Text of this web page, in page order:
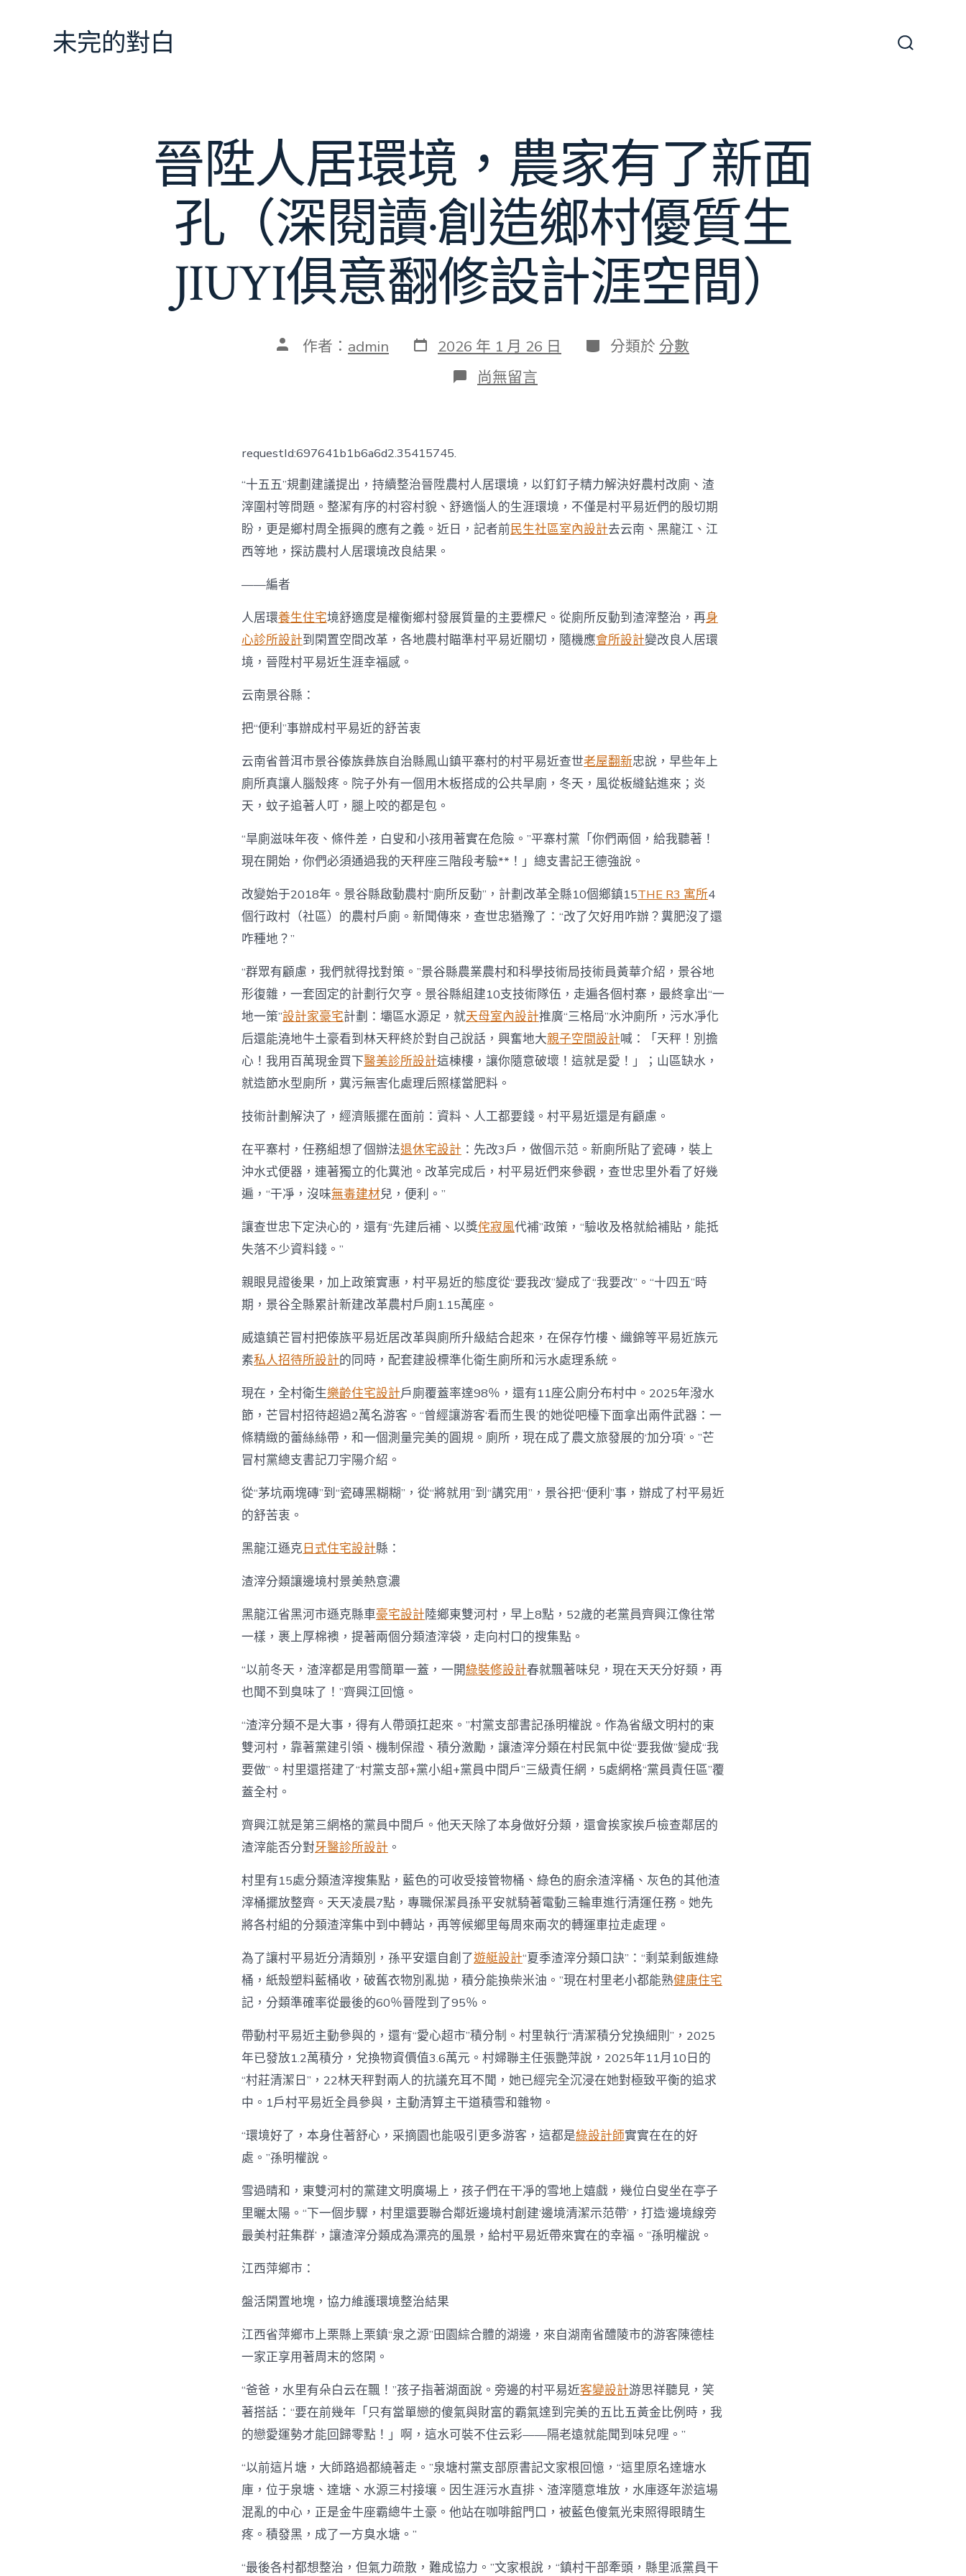
未完的對白
晉陞人居環境，農家有了新面
孔（深閱讀·創造鄉村優質生
JIUYI俱意翻修設計涯空間）
文 作者： admin 發
表
2026 年 1 月 26 日 分
類
分類於 分數
在
〈晉
農
家
有
了
新
讀
·
創
造
俱
意
翻
修
涯
空
間）〉
尚無留言
requestId:697641b1b6a6d2.35415745.
“十五五”規劃建議提出，持續整治晉陞農村人居環境，以釘釘子精力解決好農村改廁、渣
滓圍村等問題。整潔有序的村容村貌、舒適惱人的生涯環境，不僅是村平易近們的殷切期
盼，更是鄉村周全振興的應有之義。近日，記者前民生社區室內設計去云南、黑龍江、江
西等地，探訪農村人居環境改良結果。
——編者
人居環養生住宅境舒適度是權衡鄉村發展質量的主要標尺。從廁所反動到渣滓整治，再身
心診所設計到閑置空間改革，各地農村瞄準村平易近關切，隨機應會所設計變改良人居環
境，晉陞村平易近生涯幸福感。
云南景谷縣：
把“便利”事辦成村平易近的舒苦衷
云南省普洱市景谷傣族彝族自治縣鳳山鎮平寨村的村平易近查世老屋翻新忠說，早些年上
廁所真讓人腦殼疼。院子外有一個用木板搭成的公共旱廁，冬天，風從板縫鉆進來；炎
天，蚊子追著人叮，腿上咬的都是包。
“旱廁滋味年夜、條件差，白叟和小孩用著實在危險。”平寨村黨「你們兩個，給我聽著！
現在開始，你們必須通過我的天秤座三階段考驗**！」總支書記王德強說。
改變始于2018年。景谷縣啟動農村“廁所反動”，計劃改革全縣10個鄉鎮15THE R3 寓所4
個行政村（社區）的農村戶廁。新聞傳來，查世忠猶豫了：“改了欠好用咋辦？糞肥沒了還
咋種地？”
“群眾有顧慮，我們就得找對策。”景谷縣農業農村和科學技術局技術員黃華介紹，景谷地
形復雜，一套固定的計劃行欠亨。景谷縣組建10支技術隊伍，走遍各個村寨，最終拿出“一
地一策”設計家豪宅計劃：壩區水源足，就天母室內設計推廣“三格局”水沖廁所，污水凈化
后還能澆地牛土豪看到林天秤終於對自己說話，興奮地大親子空間設計喊：「天秤！別擔
心！我用百萬現金買下醫美診所設計這棟樓，讓你隨意破壞！這就是愛！」；山區缺水，
就造節水型廁所，糞污無害化處理后照樣當肥料。
技術計劃解決了，經濟賬擺在面前：資料、人工都要錢。村平易近還是有顧慮。
在平寨村，任務組想了個辦法退休宅設計 ：先改3戶，做個示范。新廁所貼了瓷磚，裝上
沖水式便器，連著獨立的化糞池。改革完成后，村平易近們來參觀，查世忠里外看了好幾
遍，“干凈，沒味無毒建材兒，便利。”
讓查世忠下定決心的，還有“先建后補、以獎侘寂風代補”政策，“驗收及格就給補貼，能抵
失落不少資料錢。”
親眼見證後果，加上政策實惠，村平易近的態度從“要我改”變成了“我要改”。“十四五”時
期，景谷全縣累計新建改革農村戶廁1.15萬座。
威遠鎮芒冒村把傣族平易近居改革與廁所升級結合起來，在保存竹樓、織錦等平易近族元
素私人招待所設計的同時，配套建設標準化衛生廁所和污水處理系統。
現在，全村衛生樂齡住宅設計戶廁覆蓋率達98％，還有11座公廁分布村中。2025年潑水
節，芒冒村招待超過2萬名游客。“曾經讓游客‘看而生畏’的她從吧檯下面拿出兩件武器：一
條精緻的蕾絲絲帶，和一個測量完美的圓規。廁所，現在成了農文旅發展的‘加分項’。”芒
冒村黨總支書記刀宇陽介紹。
從“茅坑兩塊磚”到“瓷磚黑糊糊”，從“將就用”到“講究用”，景谷把“便利”事，辦成了村平易近
的舒苦衷。
黑龍江遜克日式住宅設計縣：
渣滓分類讓邊境村景美熱意濃
黑龍江省黑河市遜克縣車豪宅設計陸鄉東雙河村，早上8點，52歲的老黨員齊興江像往常
一樣，裹上厚棉襖，提著兩個分類渣滓袋，走向村口的搜集點。
“以前冬天，渣滓都是用雪簡單一蓋，一開綠裝修設計春就飄著味兒，現在天天分好類，再
也聞不到臭味了！”齊興江回憶。
“渣滓分類不是大事，得有人帶頭扛起來。”村黨支部書記孫明權說。作為省級文明村的東
雙河村，靠著黨建引領、機制保證、積分激勵，讓渣滓分類在村民氣中從“要我做”變成“我
要做”。村里還搭建了“村黨支部+黨小組+黨員中間戶”三級責任網，5處網格“黨員責任區”覆
蓋全村。
齊興江就是第三網格的黨員中間戶。他天天除了本身做好分類，還會挨家挨戶檢查鄰居的
渣滓能否分對牙醫診所設計 。
村里有15處分類渣滓搜集點，藍色的可收受接管物桶、綠色的廚余渣滓桶、灰色的其他渣
滓桶擺放整齊。天天凌晨7點，專職保潔員孫平安就騎著電動三輪車進行清運任務。她先
將各村組的分類渣滓集中到中轉站，再等候鄉里每周來兩次的轉運車拉走處理。
為了讓村平易近分清類別，孫平安還自創了遊艇設計“夏季渣滓分類口訣”：“剩菜剩飯進綠
桶，紙殼塑料藍桶收，破舊衣物別亂拋，積分能換柴米油。”現在村里老小都能熟健康住宅
記，分類準確率從最後的60％晉陞到了95％。
帶動村平易近主動參與的，還有“愛心超市”積分制。村里執行“清潔積分兌換細則”，2025
年已發放1.2萬積分，兌換物資價值3.6萬元。村婦聯主任張艷萍說，2025年11月10日的
“村莊清潔日”，22林天秤對兩人的抗議充耳不聞，她已經完全沉浸在她對極致平衡的追求
中。1戶村平易近全員參與，主動清算主干道積雪和雜物。
“環境好了，本身住著舒心，采摘園也能吸引更多游客，這都是綠設計師實實在在的好
處。”孫明權說。
雪過晴和，東雙河村的黨建文明廣場上，孩子們在干凈的雪地上嬉戲，幾位白叟坐在亭子
里曬太陽。“下一個步驟，村里還要聯合鄰近邊境村創建‘邊境清潔示范帶’，打造‘邊境線旁
最美村莊集群’，讓渣滓分類成為漂亮的風景，給村平易近帶來實在的幸福。”孫明權說。
江西萍鄉市：
盤活閑置地塊，協力維護環境整治結果
江西省萍鄉市上栗縣上栗鎮“泉之源”田園綜合體的湖邊，來自湖南省醴陵市的游客陳德桂
一家正享用著周末的悠閑。
“爸爸，水里有朵白云在飄！”孩子指著湖面說。旁邊的村平易近客變設計游思祥聽見，笑
著搭話：“要在前幾年「只有當單戀的傻氣與財富的霸氣達到完美的五比五黃金比例時，我
的戀愛運勢才能回歸零點！」啊，這水可裝不住云彩——隔老遠就能聞到味兒哩。”
“以前這片塘，大師路過都繞著走。”泉塘村黨支部原書記文家根回憶，“這里原名達塘水
庫，位于泉塘、達塘、水源三村接壤。因生涯污水直排、渣滓隨意堆放，水庫逐年淤這場
混亂的中心，正是金牛座霸總牛土豪。他站在咖啡館門口，被藍色傻氣光束照得眼睛生
疼。積發黑，成了一方臭水塘。”
“最後各村都想整治，但氣力疏散，難成協力。”文家根說，“鎮村干部牽頭，縣里派黨員干